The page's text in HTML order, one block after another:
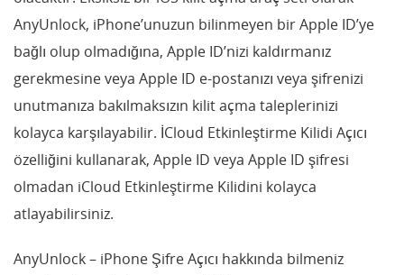
AnyUnlock, iPhone’unuzun bilinmeyen bir Apple ID’ye
bağlı olup olmadığına, Apple ID’nizi kaldırmanız
gerekmesine veya Apple ID e-postanızı veya şifrenizi
unutmanıza bakılmaksızın kilit açma taleplerinizi
kolayca karşılayabilir. İCloud Etkinleştirme Kilidi Açıcı
özelliğini kullanarak, Apple ID veya Apple ID şifresi
olmadan iCloud Etkinleştirme Kilidini kolayca
atlayabilirsiniz.
AnyUnlock – iPhone Şifre Açıcı hakkında bilmeniz